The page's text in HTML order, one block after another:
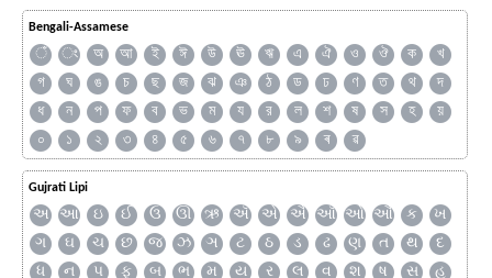
Bengali-Assamese
ঁ ং অ আ ই ঈ উ ঊ ঋ এ ঐ ও ঔ ক
খ
গ
ঘ ঙ চ ছ জ ঝ ঞ ঠ ড ঢ ণ ত থ
দ
ধ
ন প ফ ব ভ ম য র ল শ ষ স হ
য়
০
১ ২ ৩ ৪ ৫ ৬ ৭ ৮ ৯ ৰ ৱ
Gujrati Lipi
અ આ ઇ ઈ ઉ ઊ ઋ ઍ એ ઐ ઑ ઓ ઔ ક
ખ
ગ
ઘ ચ છ જ ઝ ઞ ટ ઠ ડ ઢ ણ ત થ
દ
ધ
ન પ ફ બ ભ મ ય ર લ વ શ ષ સ
હ